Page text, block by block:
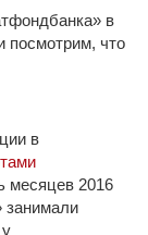
в
посмотрим, что
в
2016
занимали